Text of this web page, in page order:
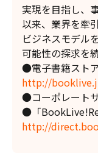
実現を目指し、
以来、業界を牽
ビジネスモデル
可能性の探求を
●電子書籍スト
http://
●コーポレート
●「
http://